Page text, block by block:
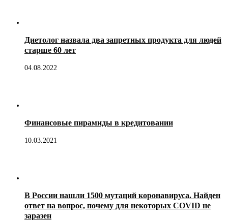
Диетолог назвала два запретных продукта для людей
старше 60 лет
04.08.2022
Финансовые пирамиды в кредитовании
10.03.2021
В России нашли 1500 мутаций коронавируса. Найден
ответ на вопрос, почему для некоторых COVID не
заразен